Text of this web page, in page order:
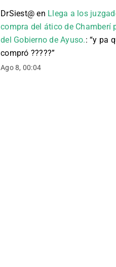
DrSiest@ en Llega a los
compra del ático de Chamberí
del Gobierno de Ayuso.: “y pa
compró ?????”
Ago 8, 00:04